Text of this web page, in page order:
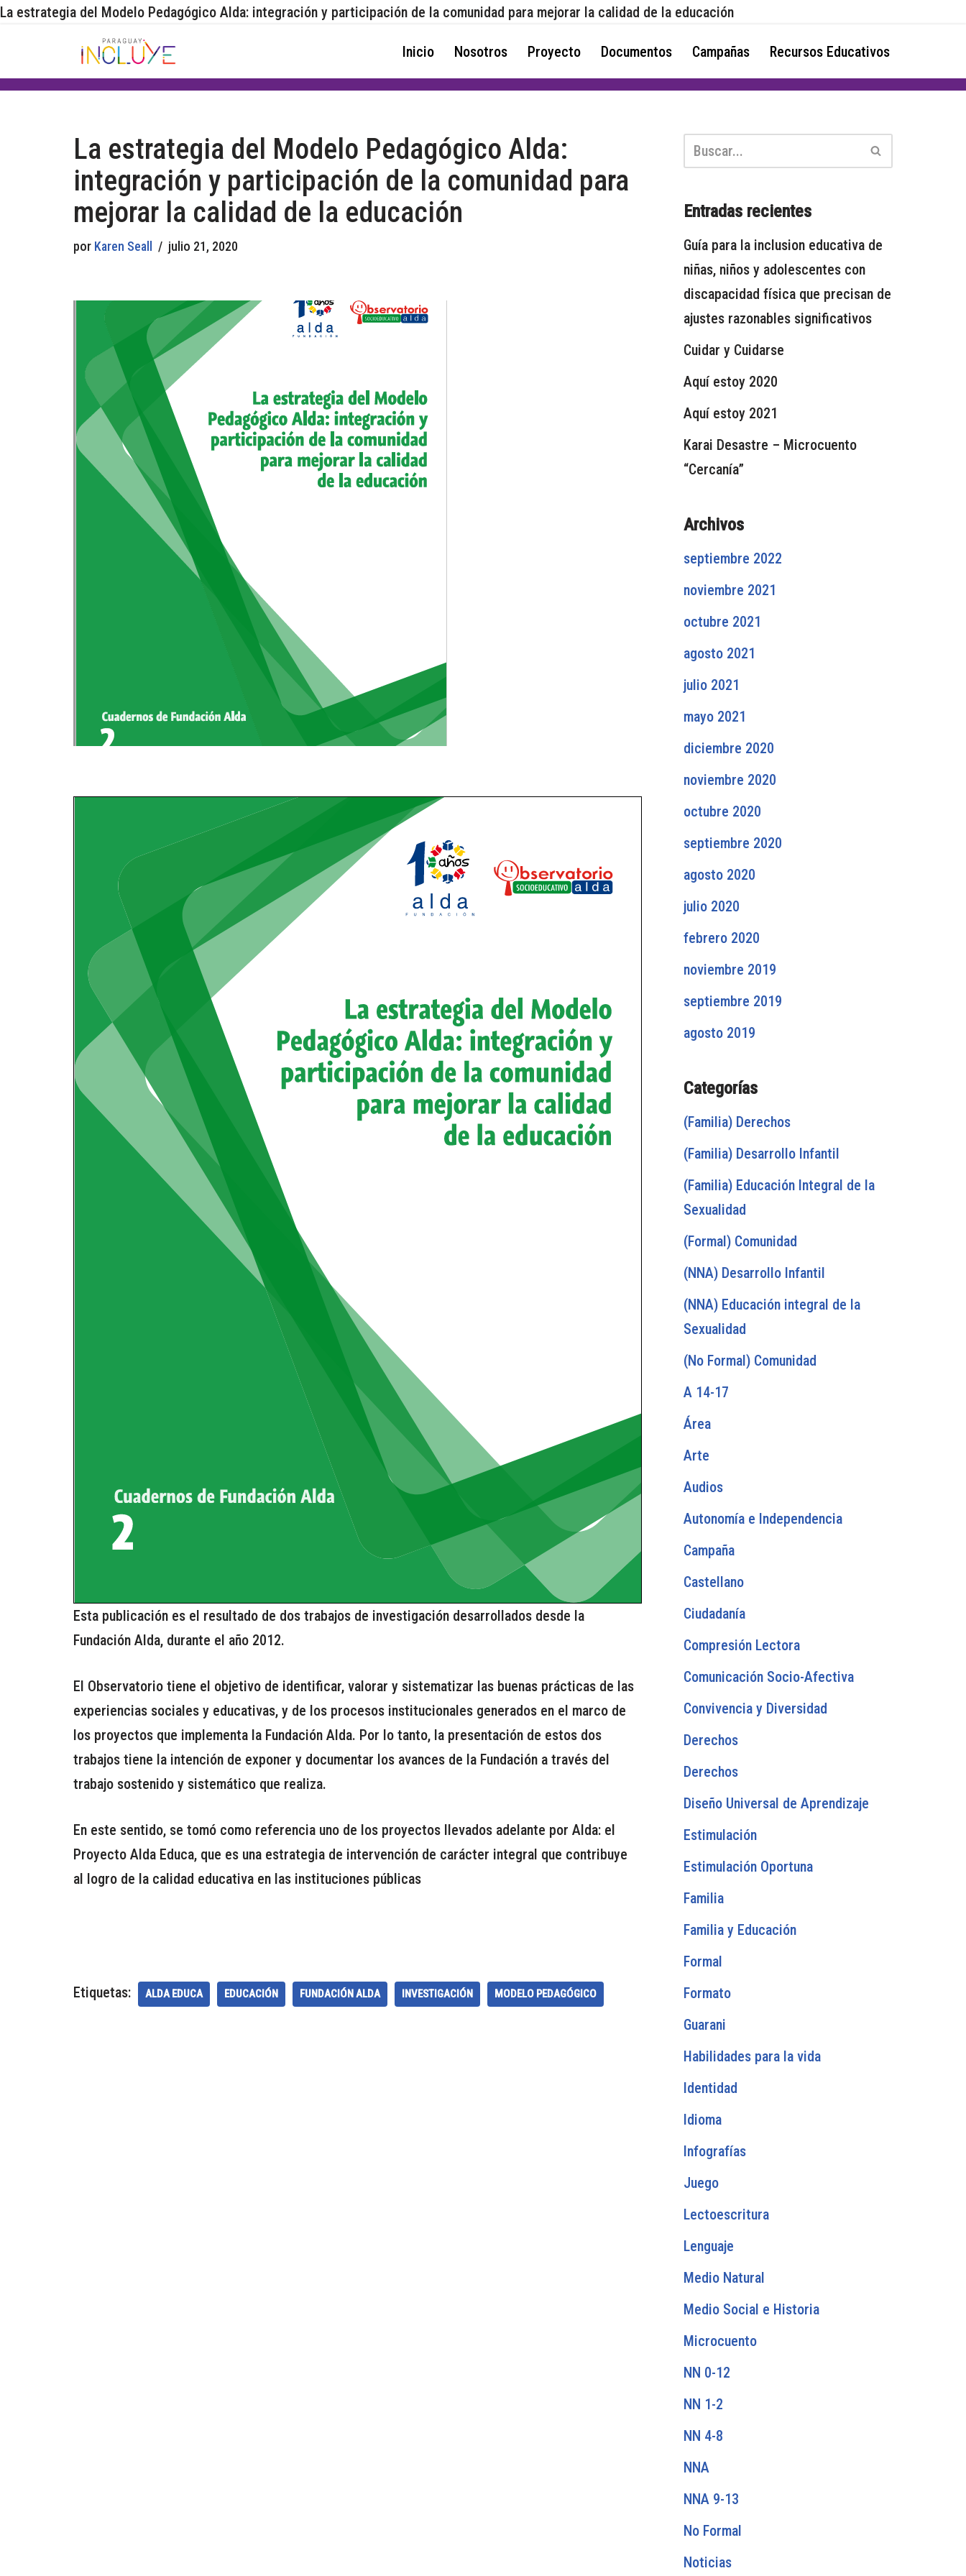
La estrategia del Modelo Pedagógico Alda: integración y participación de la comunidad para mejorar la calidad de la educación
al
Inicio Nosotros Proyecto Documentos Campañas Recursos Educativos
La estrategia del Modelo Pedagógico Alda:
integración y participación de la comunidad para
mejorar la calidad de la educación
por Karen Seall julio 21, 2020
Esta publicación es el resultado de dos trabajos de investigación desarrollados desde la
Fundación Alda, durante el año 2012.
El Observatorio tiene el objetivo de identificar, valorar y sistematizar las buenas prácticas de las
experiencias sociales y educativas, y de los procesos institucionales generados en el marco de
los proyectos que implementa la Fundación Alda. Por lo tanto, la presentación de estos dos
trabajos tiene la intención de exponer y documentar los avances de la Fundación a través del
trabajo sostenido y sistemático que realiza.
En este sentido, se tomó como referencia uno de los proyectos llevados adelante por Alda: el
Proyecto Alda Educa, que es una estrategia de intervención de carácter integral que contribuye
al logro de la calidad educativa en las instituciones públicas
Etiquetas: ALDA EDUCA EDUCACIÓN FUNDACIÓN ALDA INVESTIGACIÓN MODELO PEDAGÓGICO
Entradas recientes
Guía para la inclusion educativa de
niñas, niños y adolescentes con
discapacidad física que precisan de
ajustes razonables significativos
Cuidar y Cuidarse
Aquí estoy 2020
Aquí estoy 2021
Karai Desastre – Microcuento
“Cercanía”
Archivos
septiembre 2022
noviembre 2021
octubre 2021
agosto 2021
julio 2021
mayo 2021
diciembre 2020
noviembre 2020
octubre 2020
septiembre 2020
agosto 2020
julio 2020
febrero 2020
noviembre 2019
septiembre 2019
agosto 2019
Categorías
(Familia) Derechos
(Familia) Desarrollo Infantil
(Familia) Educación Integral de la
Sexualidad
(Formal) Comunidad
(NNA) Desarrollo Infantil
(NNA) Educación integral de la
Sexualidad
(No Formal) Comunidad
A 14-17
Área
Arte
Audios
Autonomía e Independencia
Campaña
Castellano
Ciudadanía
Compresión Lectora
Comunicación Socio-Afectiva
Convivencia y Diversidad
Derechos
Derechos
Diseño Universal de Aprendizaje
Estimulación
Estimulación Oportuna
Familia
Familia y Educación
Formal
Formato
Guarani
Habilidades para la vida
Identidad
Idioma
Infografías
Juego
Lectoescritura
Lenguaje
Medio Natural
Medio Social e Historia
Microcuento
NN 0-12
NN 1-2
NN 4-8
NNA
NNA 9-13
No Formal
Noticias